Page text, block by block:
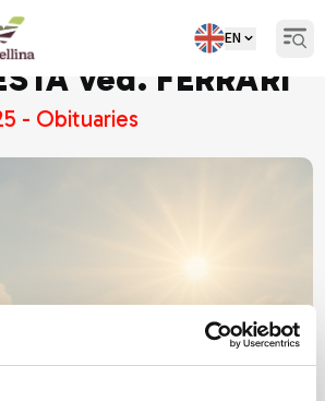
EN
ved. FERRARI
- Obituaries